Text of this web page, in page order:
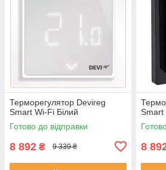
Терморегулятор Devireg
Smart Wi-Fi Білий
Готово до відправки
8 892 ₴ 9 339 ₴
Smart
8